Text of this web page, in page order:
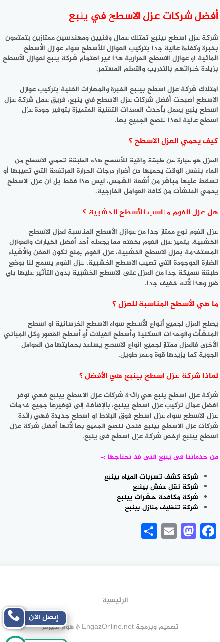
أفضل شركات عزل الاسطح في ينبع
شركة عزل اسطح بينبع تمتلك عمال وفنيين ومهندسين ممتازين يتمتعون
بخبرة وكفاءة عالية جدا بتركيب العوازل للأسطح سواء عوازل الأسطح
المائية او عوازل الاسطح الحرارية هذا غير اهتمام شركة ينبع لعوازل الأسطح
بزيادة خبراتهم بالتدريب والتعلم المستمر.
امتلاك شركة عزل اسطح بينبع الخبرة والمهارات الفنية بتركيب عوازل
الاسطح أصبحت أفضل شركات عزل الاسطح في ينبع، فريق عمل شركة عزل
اسطح ينبع يعمل بأحدث المعدات التقنية المتميزة بتوفير جودة عزل
اسطح عالية لهذا ننصح الجميع بها.
كيف يحمي العزل الاسطح ؟
العزل هو عبارة عن طبقة واقية للأسطح هذه الطبقة تحمي الاسطح من
الماء بنفس الوقت يحميها من أضرار درجات الحرارة المرتفعة التي تصيبها أو
تسقط عليها مباشر من أشعة الشمس، ليس هذا فقط بل ان عزل الاسطح
يحمي المنشأت من كافة العوامل الخارجية.
هل عزل الفوم مناسب للأسطح الخشبية ؟
عزل الفوم نوع ممتاز جدا من عوازل الأسطح المناسبة لعزل الاسطح
الخشبية، يتميز عزل الفوم بخفته مما يجعله أحد أفضل الخيارات والعوازل
المستخدمة بعزل الاسطح الخشبية، عزل الفوم يمنع تكون العفن والأشياء
الضارة الموجودة التي تصيب الاسطح الخشبية، عزل الفوم يسمح لنا بوضع
طبقة سميكة جدا من العزل على الاسطح الخشبية بدون التأثير عليها باي
ضرر وهذا لأنه خفيف جدا.
ما هي الأسطح المناسبة للعزل ؟
يصلح العزل لجميع أنواع الأسطح سواء الاسطح الخرسانية او اسطح
المنشأت والوحدات السكنية وأسطح الفيلات أو أسطح القصور وكل المباني
الأخرى فالعزل ممتاز لجميع انواع الاسطح يساعد بحمايتها من العوامل
الجوية كما يزيدها قوة وعمر طويل.
لماذا شركة عزل اسطح بينبع هي الأفضل ؟
شركة عزل اسطح ينبع هي رائدة شركات عزل الاسطح بينبع فهي توفر
افضل عمال تركيب عزل اسطح بينبع، بالإضافة إلى توفيرها جميع خدمات
عزل الاسطح سواء عزل اسطح فوق البلاط او اسطح جديدة فهي رائدة
شركات عزل الاسطح بينبع فنحن ننصح الجميع بها لأنها أفضل شركة عزل
اسطح بينبع ارخص شركة عزل اسطح فى ينبع.
من خدماتنا فى ينبع التى قد تحتاجها :-
شركة كشف تسربات المياه بينبع
شركة نقل عفش بينبع
شركة مكافحة حشرات بينبع
شركة تنظيف منازل بينبع
Facebook
Mastodon
Email
الرئيسية
تصميم وبرمجة EngazOnline.net * هوم سيرفر
إتصل الآن